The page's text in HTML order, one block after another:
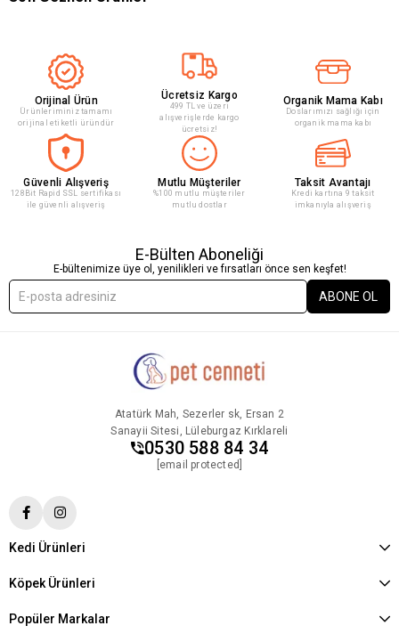
Orijinal Ürün
Ürünleriminiz tamamı
orijinal etiketli üründür
Ücretsiz Kargo
499 TL ve üzeri
alışverişlerde kargo
ücretsiz!
Organik Mama Kabı
Doslarımızı sağlığı için
organik mama kabı
Güvenli Alışveriş
128Bit Rapid SSL sertifikası
ile güvenli alışveriş
Mutlu Müşteriler
%100 mutlu müşteriler
mutlu dostlar
Taksit Avantajı
Kredi kartına 9 taksit
imkanıyla alışveriş
E-Bülten Aboneliği
E-bültenimize üye ol, yenilikleri ve fırsatları önce sen keşfet!
ABONE OL
Atatürk Mah, Sezerler sk, Ersan 2
Sanayii Sitesi, Lüleburgaz Kırklareli
0530 588 84 34
[email protected]
Kedi Ürünleri
Köpek Ürünleri
Popüler Markalar